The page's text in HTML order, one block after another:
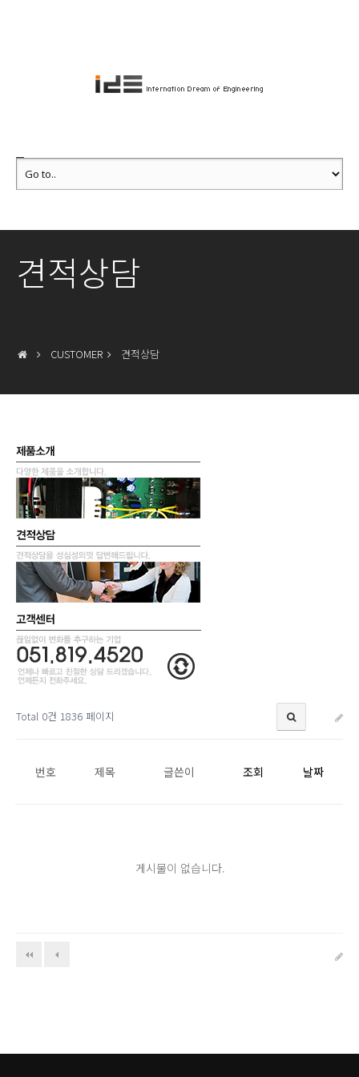
견적상담
CUSTOMER 견적상담
Total 0건 1836 페이지
번호 제목 글쓴이 조회 날짜
게시물이 없습니다.